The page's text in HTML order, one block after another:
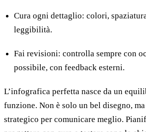
Cura ogni dettaglio: colori,
leggibilità.
Fai revisioni: controlla sempre con
possibile, con feedback esterni.
L’infografica perfetta nasce da un
funzione. Non è solo un bel disegno,
strategico per comunicare meglio.